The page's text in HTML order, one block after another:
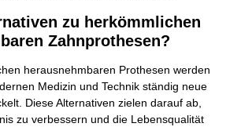
zu herkömmlichen
Zahnprothesen?
herausnehmbaren Prothesen werden
Medizin und Technik ständig neue
Diese Alternativen zielen darauf ab,
zu verbessern und die Lebensqualität